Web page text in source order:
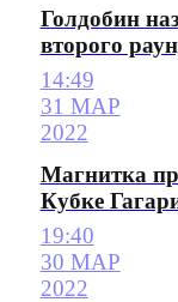
Голдобин
второго
14:49
31 МАР
2022
Магнитка
Кубке
19:40
30 МАР
2022